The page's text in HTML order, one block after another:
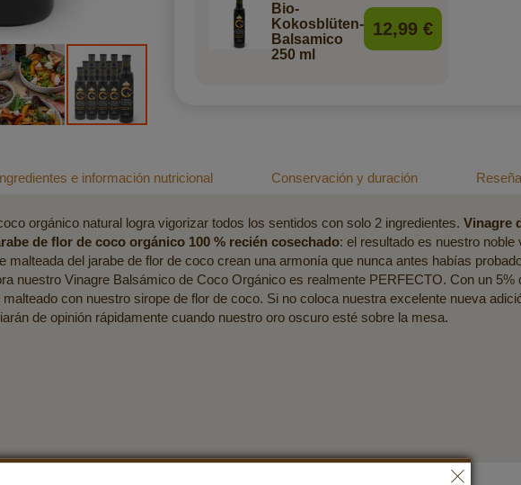
Bio-
Kokosblüten-
Balsamico
250 ml
12,99 €
orgánico natural logra vigorizar todos los sentidos con solo 2 ingredientes. Vinagre
de flor de coco orgánico 100 % recién cosechado: el resultado es nuestro
del jarabe de flor de coco crean una armonía que nunca antes habías
nuestro Vinagre Balsámico de Coco Orgánico es realmente PERFECTO. Con un
con nuestro sirope de flor de coco. Si no coloca nuestra excelente nueva
de opinión rápidamente cuando nuestro oro oscuro esté sobre la mesa.
e información nutricional Conservación y duración